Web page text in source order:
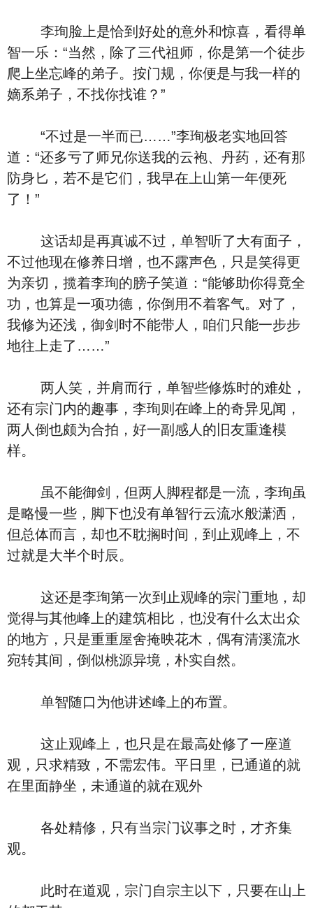
李珣脸上是恰到好处的意外和惊喜，看得单
智一乐：“当然，除了三代祖师，你是第一个徒步
爬上坐忘峰的弟子。按门规，你便是与我一样的
嫡系弟子，不找你找谁？”
“不过是一半而已……”李珣极老实地回答
道：“还多亏了师兄你送我的云袍、丹药，还有那
防身匕，若不是它们，我早在上山第一年便死
了！”
这话却是再真诚不过，单智听了大有面子，
不过他现在修养日增，也不露声色，只是笑得更
为亲切，揽着李珣的膀子笑道：“能够助你得竟全
功，也算是一项功德，你倒用不着客气。对了，
我修为还浅，御剑时不能带人，咱们只能一步步
地往上走了……”
两人笑，并肩而行，单智些修炼时的难处，
还有宗门内的趣事，李珣则在峰上的奇异见闻，
两人倒也颇为合拍，好一副感人的旧友重逢模
样。
虽不能御剑，但两人脚程都是一流，李珣虽
是略慢一些，脚下也没有单智行云流水般潇洒，
但总体而言，却也不耽搁时间，到止观峰上，不
过就是大半个时辰。
这还是李珣第一次到止观峰的宗门重地，却
觉得与其他峰上的建筑相比，也没有什么太出众
的地方，只是重重屋舍掩映花木，偶有清溪流水
宛转其间，倒似桃源异境，朴实自然。
单智随口为他讲述峰上的布置。
这止观峰上，也只是在最高处修了一座道
观，只求精致，不需宏伟。平日里，已通道的就
在里面静坐，未通道的就在观外
各处精修，只有当宗门议事之时，才齐集
观。
此时在道观，宗门自宗主以下，只要在山上